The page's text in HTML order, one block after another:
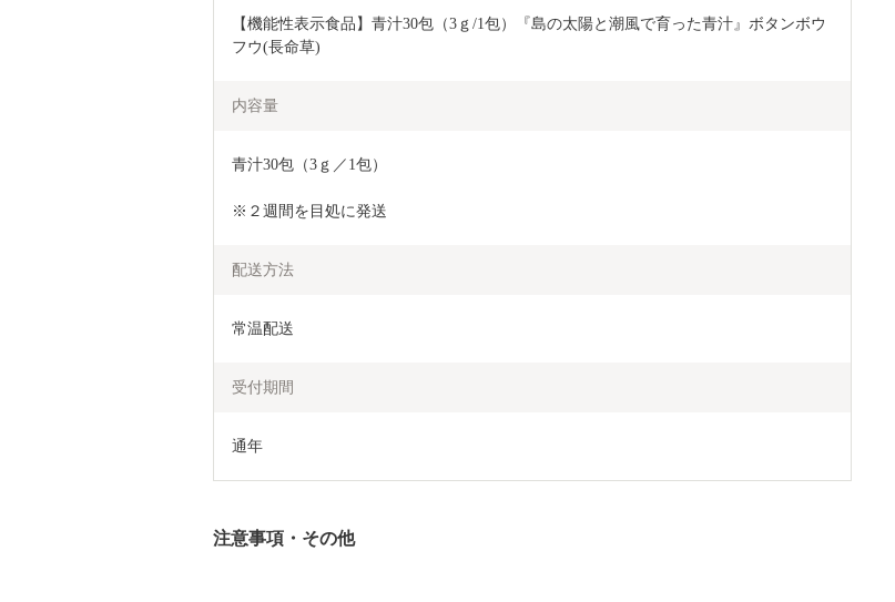
【機能性表示食品】青汁30包（3ｇ/1包）『島の太陽と潮風で育った青汁』ボタンボウ
フウ(長命草)
内容量
青汁30包（3ｇ／1包）
※２週間を目処に発送
配送方法
常温配送
受付期間
通年
注意事項・その他